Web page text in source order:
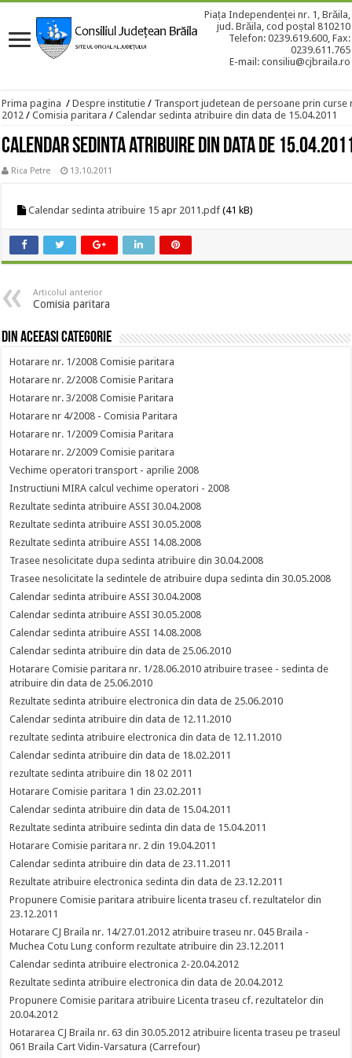
Piața Independenței nr. 1, Brăila,
jud. Brăila, cod poștal 810210
Telefon: 0239.619.600, Fax:
0239.611.765
E-mail: consiliu@cjbraila.ro
Prima pagina / Despre institutie / Transport judetean de persoane prin curse
2012 / Comisia paritara / Calendar sedinta atribuire din data de 15.04.2011
Calendar sedinta atribuire din data de
Rica Petre 13.10.2011
Calendar sedinta atribuire 15 apr 2011.pdf (41 kB)
Articolul anterior
Comisia paritara
Din aceeasi categorie
Hotarare nr. 1/2008 Comisie paritara
Hotarare nr. 2/2008 Comisie Paritara
Hotarare nr. 3/2008 Comisie Paritara
Hotarare nr 4/2008 - Comisia Paritara
Hotarare nr. 1/2009 Comisia Paritara
Hotarare nr. 2/2009 Comisie paritara
Vechime operatori transport - aprilie 2008
Instructiuni MIRA calcul vechime operatori - 2008
Rezultate sedinta atribuire ASSI 30.04.2008
Rezultate sedinta atribuire ASSI 30.05.2008
Rezultate sedinta atribuire ASSI 14.08.2008
Trasee nesolicitate dupa sedinta atribuire din 30.04.2008
Trasee nesolicitate la sedintele de atribuire dupa sedinta din 30.05.2008
Calendar sedinta atribuire ASSI 30.04.2008
Calendar sedinta atribuire ASSI 30.05.2008
Calendar sedinta atribuire ASSI 14.08.2008
Calendar sedinta atribuire din data de 25.06.2010
Hotarare Comisie paritara nr. 1/28.06.2010 atribuire trasee - sedinta de
atribuire din data de 25.06.2010
Rezultate sedinta atribuire electronica din data de 25.06.2010
Calendar sedinta atribuire din data de 12.11.2010
rezultate sedinta atribuire electronica din data de 12.11.2010
Calendar sedinta atribuire din data de 18.02.2011
rezultate sedinta atribuire din 18 02 2011
Hotarare Comisie paritara 1 din 23.02.2011
Calendar sedinta atribuire din data de 15.04.2011
Rezultate sedinta atribuire sedinta din data de 15.04.2011
Hotarare Comisie paritara nr. 2 din 19.04.2011
Calendar sedinta atribuire din data de 23.11.2011
Rezultate atribuire electronica sedinta din data de 23.12.2011
Propunere Comisie paritara atribuire licenta traseu cf. rezultatelor din
23.12.2011
Hotarare CJ Braila nr. 14/27.01.2012 atribuire traseu nr. 045 Braila -
Muchea Cotu Lung conform rezultate atribuire din 23.12.2011
Calendar sedinta atribuire electronica 2-20.04.2012
Rezultate sedinta atribuire electronica din data de 20.04.2012
Propunere Comisie paritara atribuire Licenta traseu cf. rezultatelor din
20.04.2012
Hotararea CJ Braila nr. 63 din 30.05.2012 atribuire licenta traseu pe traseul
061 Braila Cart Vidin-Varsatura (Carrefour)